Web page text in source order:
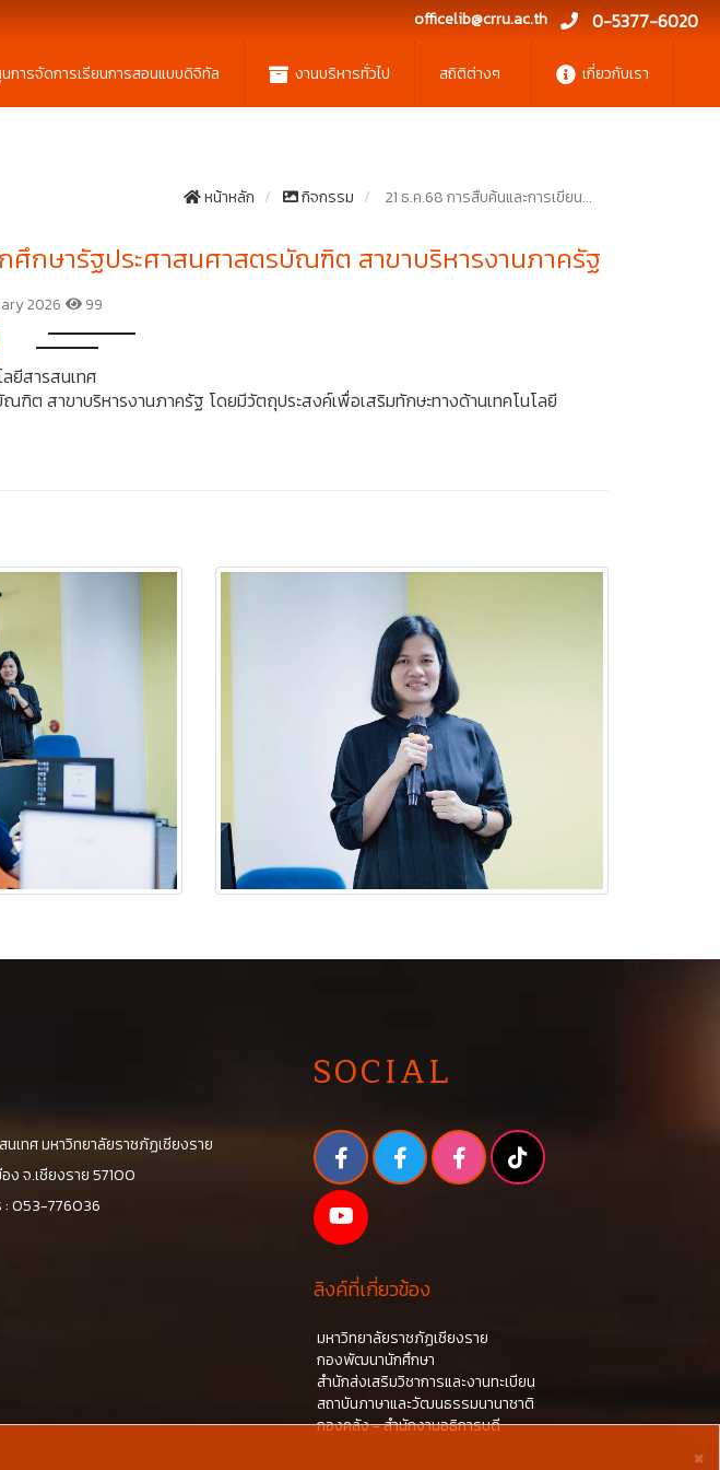
officelib@crru.ac.th 0-5377-6020
การจัดการเรียนการสอนแบบดิจิทัล งานบริหารทั่วไป สถิติต่างๆ เกี่ยวกับเรา
หน้าหลัก กิจกรรม 21 ธ.ค.68 การสืบค้นและการเขียน...
ศึกษารัฐประศาสนศาสตรบัณฑิต สาขาบริหารงานภาครัฐ
2026 99
ยีสารสนเทศ
ต สาขาบริหารงานภาครัฐ โดยมีวัตถุประสงค์เพื่อเสริมทักษะทางด้านเทคโนโลยี
นเทศ มหาวิทยาลัยราชภัฏเชียงราย
ง จ.เชียงราย 57100
053-776036
SOCIAL
ลิงค์ที่เกี่ยวข้อง
มหาวิทยาลัยราชภัฏเชียงราย
กองพัฒนานักศึกษา
สำนักส่งเสริมวิชาการและงานทะเบียน
สถาบันภาษาและวัฒนธรรมนานาชาติ
กองคลัง - สำนักงานอธิการบดี
×